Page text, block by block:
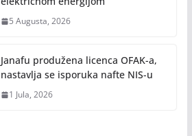
5 Augusta, 2026
Janafu produžena licenca OFAK-a,
nastavlja se isporuka nafte NIS-u
1 Jula, 2026